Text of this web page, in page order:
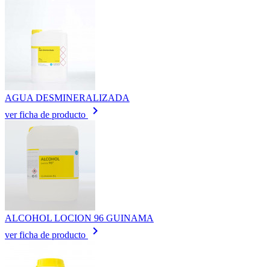
AGUA DESMINERALIZADA
ver ficha de producto
keyboard_arrow_right
ALCOHOL LOCION 96 GUINAMA
ver ficha de producto
keyboard_arrow_right